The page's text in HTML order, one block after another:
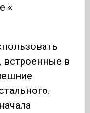
«
встроенные в